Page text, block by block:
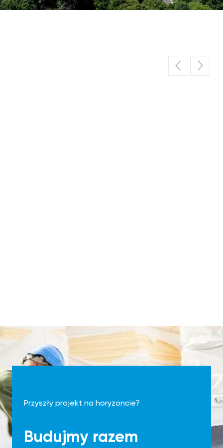
Przyszły projekt na horyzoncie?
Budujmy razem